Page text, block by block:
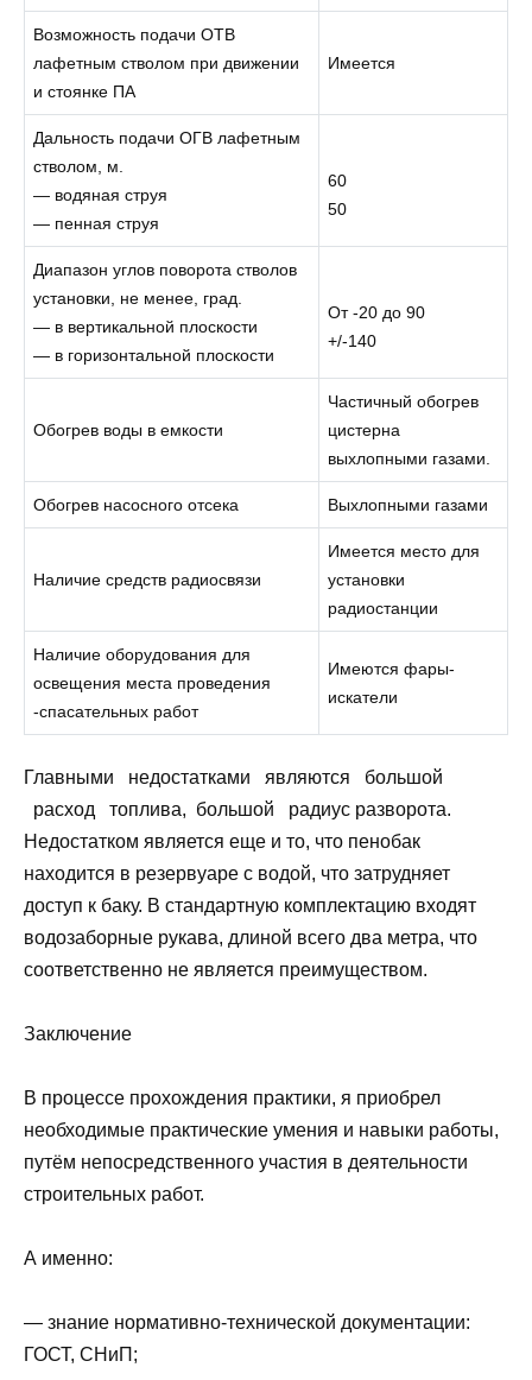
Возможность подачи ОТВ
лафетным стволом при движении
и стоянке ПА
Имеется
Дальность подачи ОГВ лафетным
стволом, м.
— водяная струя
— пенная струя
60
50
Диапазон углов поворота стволов
установки, не менее, град.
— в вертикальной плоскости
— в горизонтальной плоскости
От -20 до 90
+/-140
Обогрев воды в емкости
Частичный обогрев
цистерна
выхлопными газами.
Обогрев насосного отсека Выхлопными газами
Наличие средств радиосвязи
Имеется место для
установки
радиостанции
Наличие оборудования для
освещения места проведения
-спасательных работ
Имеются фары-
искатели
Главными недостатками являются большой
расход топлива, большой радиус разворота.
Недостатком является еще и то, что пенобак
находится в резервуаре с водой, что затрудняет
доступ к баку. В стандартную комплектацию входят
водозаборные рукава, длиной всего два метра, что
соответственно не является преимуществом.
Заключение
В процессе прохождения практики, я приобрел
необходимые практические умения и навыки работы,
путём непосредственного участия в деятельности
строительных работ.
А именно:
— знание нормативно-технической документации:
ГОСТ, СНиП;